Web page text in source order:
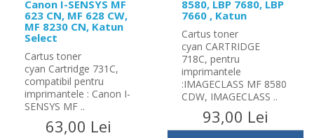
Canon I-SENSYS MF
623 CN, MF 628 CW,
MF 8230 CN, Katun
Select
Cartus toner
cyan Cartridge 731C,
compatibil pentru
imprimantele : Canon I-
SENSYS MF ..
63,00 Lei
8580, LBP 7680, LBP
7660 , Katun
Cartus toner
cyan CARTRIDGE
718C, pentru
imprimantele
:IMAGECLASS MF 8580
CDW, IMAGECLASS ..
93,00 Lei